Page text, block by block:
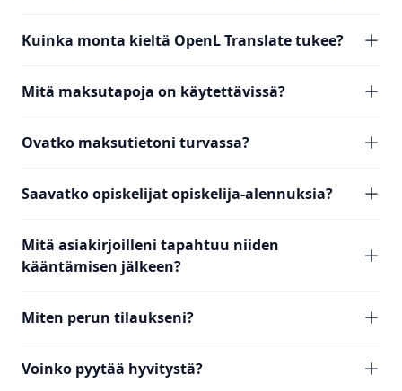
Kuinka monta kieltä OpenL Translate tukee?
Mitä maksutapoja on käytettävissä?
Ovatko maksutietoni turvassa?
Saavatko opiskelijat opiskelija-alennuksia?
Mitä asiakirjoilleni tapahtuu niiden
kääntämisen jälkeen?
Miten perun tilaukseni?
Voinko pyytää hyvitystä?